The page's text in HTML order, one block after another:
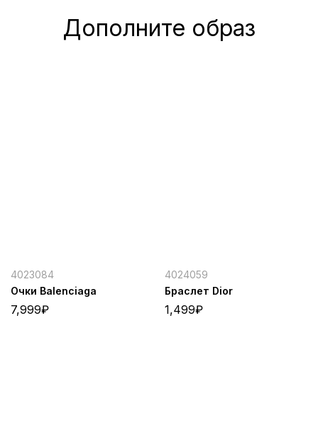
Дополните образ
4023084
Очки Balenciaga
7,999₽
4024059
Браслет Dior
1,499₽